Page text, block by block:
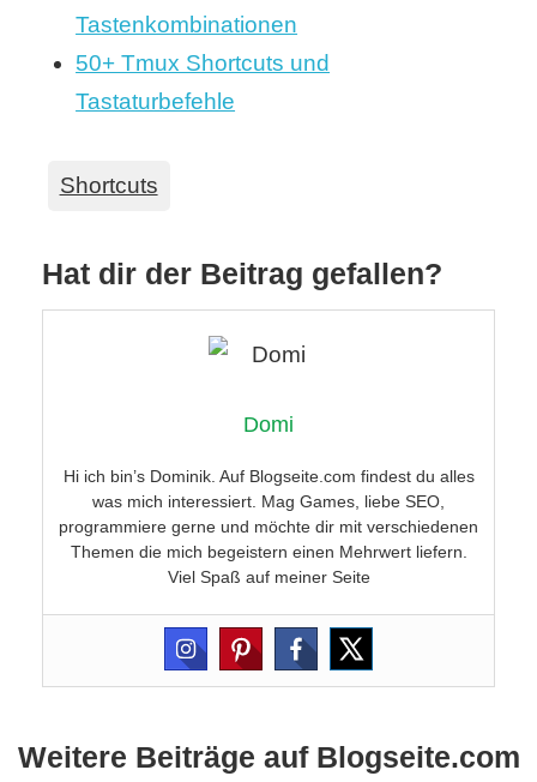
Tastenkombinationen
50+ Tmux Shortcuts und
Tastaturbefehle
Shortcuts
Hat dir der Beitrag gefallen?
Domi
Hi ich bin’s Dominik. Auf Blogseite.com findest du alles
was mich interessiert. Mag Games, liebe SEO,
programmiere gerne und möchte dir mit verschiedenen
Themen die mich begeistern einen Mehrwert liefern.
Viel Spaß auf meiner Seite
Weitere Beiträge auf Blogseite.com